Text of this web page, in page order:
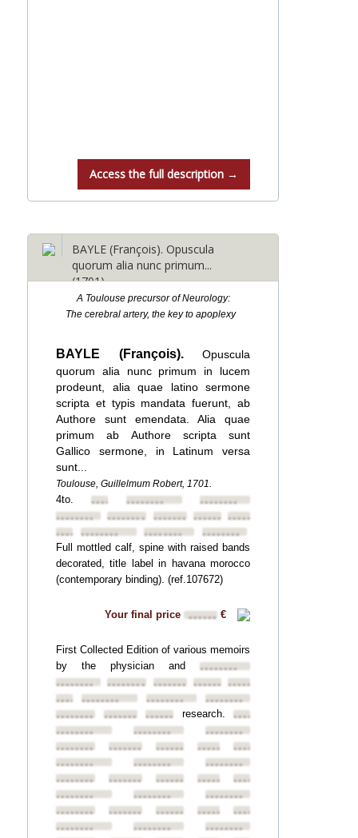
Access the full description →
BAYLE (François). Opuscula
quorum alia nunc primum...
(1701)
A Toulouse precursor of Neurology:
The cerebral artery, the key to apoplexy
BAYLE (François). Opuscula
quorum alia nunc primum in lucem
prodeunt, alia quae latino sermone
scripta et typis mandata fuerunt, ab
Authore sunt emendata. Alia quae
primum ab Authore scripta sunt
Gallico sermone, in Latinum versa
sunt...
Toulouse, Guillelmum Robert, 1701.
4to.••••••••••••••••
••••••••
••••••••
•••••••• •••••••• ••••••••••••••••
•••••••••••••••• ••••••••
••••••••
Full mottled calf, spine with raised bands
decorated, title label in havana morocco
(contemporary binding). (ref.107672)
Your final price •••••• €
First Collected Edition of various memoirs
by the physician and ••••••••
••••••••
•••••••• •••••••• ••••••••••••••••
•••••••••••••••• ••••••••
••••••••
••••••••
•••••••• ••••••••research. ••••••••
••••••••
••••••••
••••••••
••••••••
•••••••• •••••••• ••••••••••••••••
••••••••
••••••••
••••••••
••••••••
•••••••• •••••••• ••••••••••••••••
••••••••
••••••••
••••••••
••••••••
•••••••• •••••••• ••••••••••••••••
••••••••
•••••••• ••••••••